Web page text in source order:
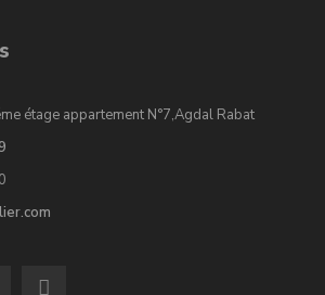
étage appartement N°7,Agdal Rabat